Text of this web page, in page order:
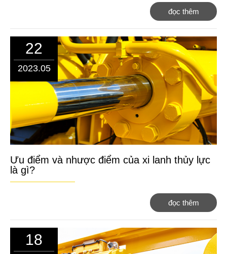
đọc thêm
22
2023.05
Ưu điểm và nhược điểm của xi lanh thủy lực
là gì?
đọc thêm
18